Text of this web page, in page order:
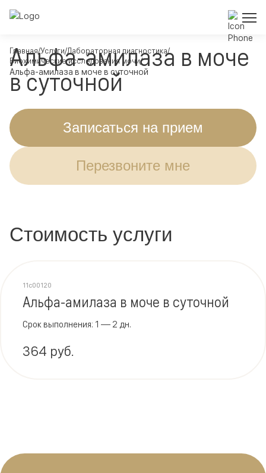
Главная Услуги Лабораторная диагностика
Биохимические исследования мочи
Альфа-амилаза в моче в суточной
Альфа-амилаза в моче
в суточной
Записаться на прием
Перезвоните мне
Стоимость услуги
Альфа-амилаза в моче в суточной
11c00120
364 руб.
Срок выполнения: 1 — 2 дн.